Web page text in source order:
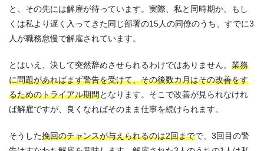
と、その先には解雇が待っています。実際、私と同時期か、もし
くは私より遅く入ってきた同じ部署の15人の同僚のうち、すでに3
人が職務怠慢で解雇されています。
とはいえ、決して突然辞めさせられるわけではありません。 業務
に問題があればまず警告を受けて、その後数カ月はその改善をす
るためのトライアル期間となります。そこで改善が見られなけれ
ば解雇ですが、良くなればそのまま仕事を続けられます。
そうした挽回のチャンスが与えられるのは2回までで、3回目の警